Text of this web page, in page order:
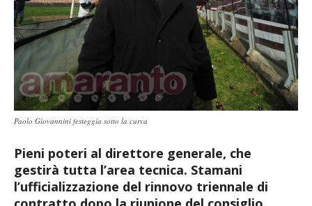
Paolo Giovannini festeggia sotto la curva
Pieni poteri al direttore generale, che
gestirà tutta l’area tecnica. Stamani
l’ufficializzazione del rinnovo triennale di